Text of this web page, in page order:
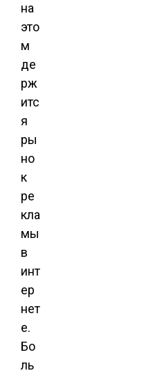
на
это
м
де
рж
итс
я
ры
но
к
ре
кла
мы
в
инт
ер
нет
е.
Бо
ль